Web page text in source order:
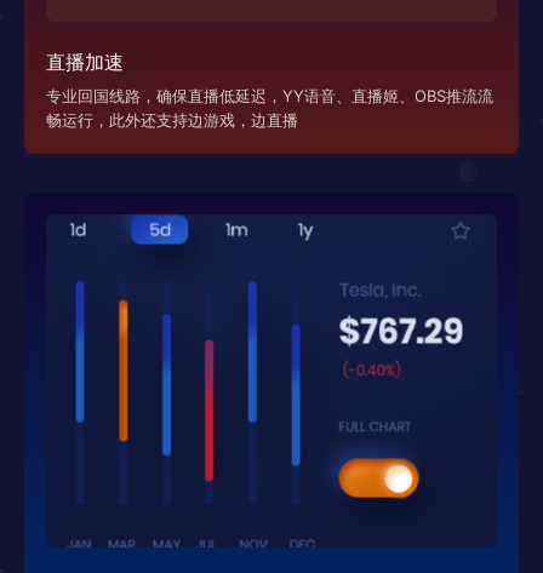
直播加速
专业回国线路，确保直播低延迟，YY语音、直播姬、OBS推流流
畅运行，此外还支持边游戏，边直播